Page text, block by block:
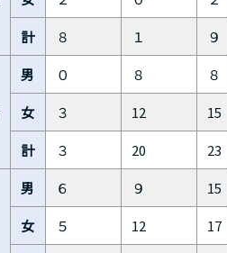
計
８ １ ９
男 ０ ８ ８
女
３ 12 15
計
３ 20 23
男 ６ ９ 15
女
５ 12 17